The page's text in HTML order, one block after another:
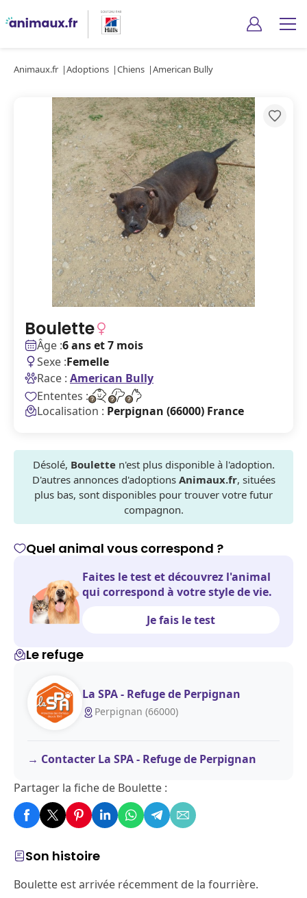
Animaux.fr Adoptions Chiens American Bully
Boulette
Âge :6 ans et 7 mois
Sexe :Femelle
Race : American Bully
Ententes :
Localisation : Perpignan (66000) France
Désolé, Bouletten'est plus disponible à l'adoption.
D'autres annonces d'adoptions Animaux.fr, situées
plus bas, sont disponibles pour trouver votre futur
compagnon.
Son histoire
Boulette est arrivée récemment de la fourrière.
Quel animal vous correspond ?
Faites le test et découvrez l'animal
qui correspond à votre style de vie.
Je fais le test
Le refuge
La SPA - Refuge de Perpignan
Perpignan (66000)
Contacter La SPA - Refuge de Perpignan
Partager la fiche de Boulette :